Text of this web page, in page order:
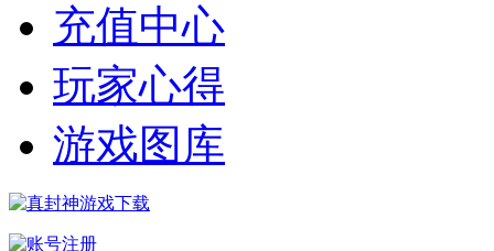
充值中心
玩家心得
游戏图库